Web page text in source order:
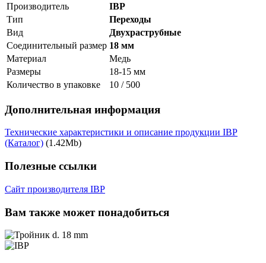
Производитель
IBP
Тип
Переходы
Вид
Двухраструбные
Соединительный размер 18 мм
Материал
Медь
Размеры
18-15 мм
Количество в упаковке
10 / 500
Дополнительная информация
Технические характеристики и описание продукции IBP
(Каталог) (1.42Mb)
Полезные ссылки
Сайт производителя IBP
Вам также может понадобиться